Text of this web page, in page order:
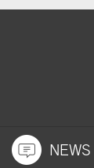
NEWS